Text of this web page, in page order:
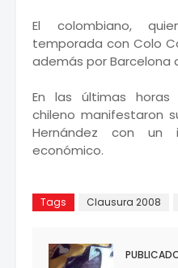
El colombiano,
temporada con Colo
además por Barcelona
En las últimas horas
chileno manifestaron
Hernández con un
económico.
Tags Clausura 2008